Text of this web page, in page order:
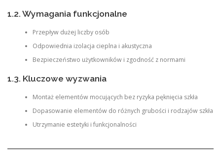
1.2. Wymagania funkcjonalne
Przepływ dużej liczby osób
Odpowiednia izolacja cieplna i akustyczna
Bezpieczeństwo użytkowników i zgodność z normami
1.3. Kluczowe wyzwania
Montaż elementów mocujących bez ryzyka pęknięcia szkła
Dopasowanie elementów do różnych grubości i rodzajów szkła
Utrzymanie estetyki i funkcjonalności